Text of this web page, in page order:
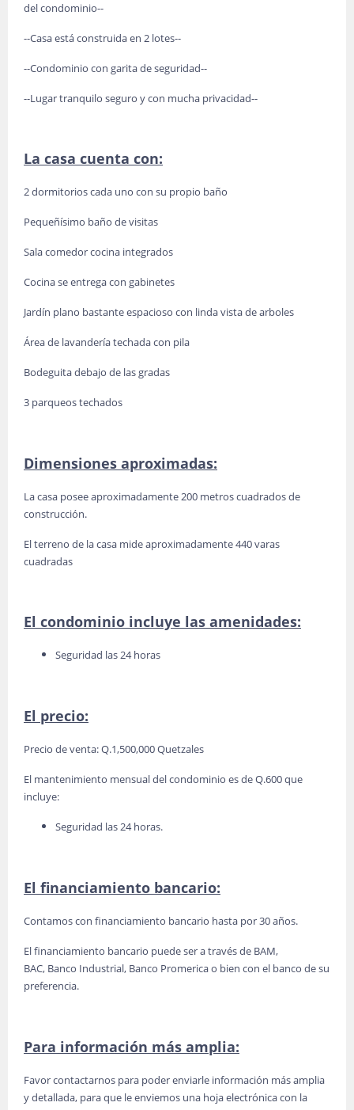
del condominio--
--Casa está construida en 2 lotes--
--Condominio con garita de seguridad--
--Lugar tranquilo seguro y con mucha privacidad--
La casa cuenta con:
2 dormitorios cada uno con su propio baño
Pequeñísimo baño de visitas
Sala comedor cocina integrados
Cocina se entrega con gabinetes
Jardín plano bastante espacioso con linda vista de arboles
Área de lavandería techada con pila
Bodeguita debajo de las gradas
3 parqueos techados
Dimensiones aproximadas:
La casa posee aproximadamente 200 metros cuadrados de
construcción.
El terreno de la casa mide aproximadamente 440 varas
cuadradas
El condominio incluye las amenidades:
Seguridad las 24 horas
El precio:
Precio de venta: Q.1,500,000 Quetzales
El mantenimiento mensual del condominio es de Q.600 que
incluye:
Seguridad las 24 horas.
El financiamiento bancario:
Contamos con financiamiento bancario hasta por 30 años.
El financiamiento bancario puede ser a través de BAM,
BAC, Banco Industrial, Banco Promerica o bien con el banco de su
preferencia.
Para información más amplia:
Favor contactarnos para poder enviarle información más amplia
y detallada, para que le enviemos una hoja electrónica con la